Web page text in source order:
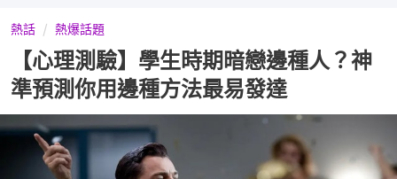
熱話 熱爆話題
【心理測驗】學生時期暗戀邊種人？神
準預測你用邊種方法最易發達